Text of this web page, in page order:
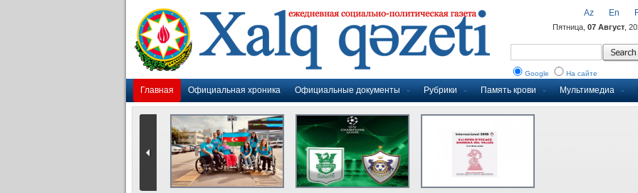
Главная Официальная хроника Официальные документы Рубрики Память крови Мультимедиа
Az En
Пятница, 07 Август ,
Google На сайте